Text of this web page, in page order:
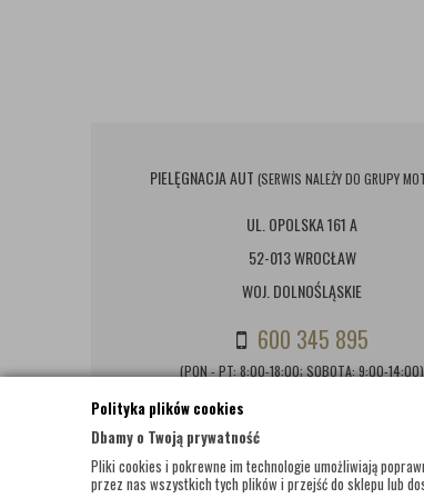
Polityka plików cookies
Dbamy o Twoją prywatność
Pliki cookies i pokrewne im technologie umożliwiają
przez nas wszystkich tych plików i przejść do sklepu lub
PIELĘGNACJA AUT (SERWIS NALEŻY DO GRUPY
UL. OPOLSKA 161 A
52-013 WROCŁAW
WOJ. DOLNOŚLĄSKIE
600 345 895
(PON - PT: 8:00-18:00; SOBOTA: 9:00-14:00)
BIURO@PIELEGNACJAAUT.PL